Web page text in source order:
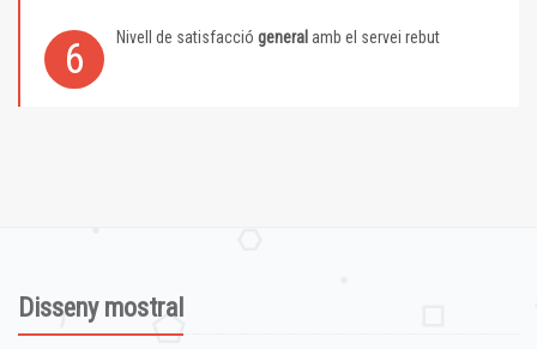
6 Nivell de satisfacció general amb el servei rebut
Disseny mostral